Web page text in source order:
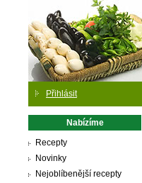
Přihlásit
Nabízíme
Recepty
Novinky
Nejoblíbenější recepty